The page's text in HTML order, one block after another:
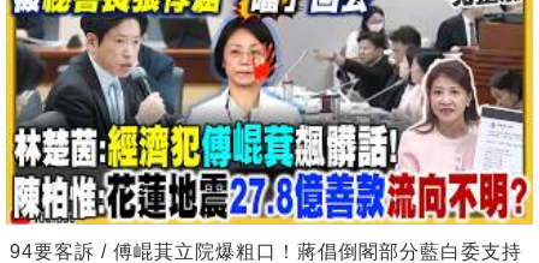
94要客訴 / 傅崐萁立院爆粗口！蔣倡倒閣部分藍白委支持